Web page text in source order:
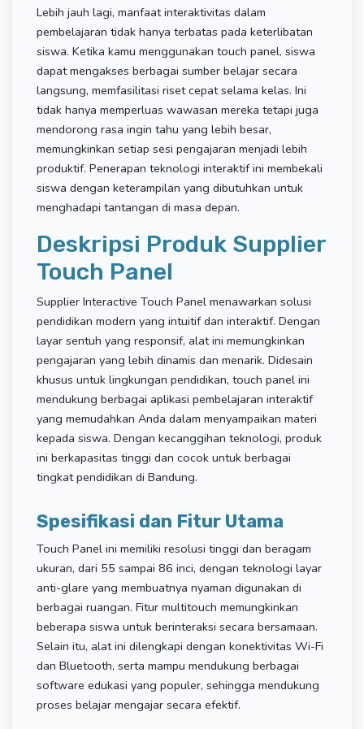
Lebih jauh lagi, manfaat interaktivitas dalam
pembelajaran tidak hanya terbatas pada keterlibatan
siswa. Ketika kamu menggunakan touch panel, siswa
dapat mengakses berbagai sumber belajar secara
langsung, memfasilitasi riset cepat selama kelas. Ini
tidak hanya memperluas wawasan mereka tetapi juga
mendorong rasa ingin tahu yang lebih besar,
memungkinkan setiap sesi pengajaran menjadi lebih
produktif. Penerapan teknologi interaktif ini membekali
siswa dengan keterampilan yang dibutuhkan untuk
menghadapi tantangan di masa depan.
Deskripsi Produk Supplier
Touch Panel
Supplier Interactive Touch Panel menawarkan solusi
pendidikan modern yang intuitif dan interaktif. Dengan
layar sentuh yang responsif, alat ini memungkinkan
pengajaran yang lebih dinamis dan menarik. Didesain
khusus untuk lingkungan pendidikan, touch panel ini
mendukung berbagai aplikasi pembelajaran interaktif
yang memudahkan Anda dalam menyampaikan materi
kepada siswa. Dengan kecanggihan teknologi, produk
ini berkapasitas tinggi dan cocok untuk berbagai
tingkat pendidikan di Bandung.
Spesifikasi dan Fitur Utama
Touch Panel ini memiliki resolusi tinggi dan beragam
ukuran, dari 55 sampai 86 inci, dengan teknologi layar
anti-glare yang membuatnya nyaman digunakan di
berbagai ruangan. Fitur multitouch memungkinkan
beberapa siswa untuk berinteraksi secara bersamaan.
Selain itu, alat ini dilengkapi dengan konektivitas Wi-Fi
dan Bluetooth, serta mampu mendukung berbagai
software edukasi yang populer, sehingga mendukung
proses belajar mengajar secara efektif.